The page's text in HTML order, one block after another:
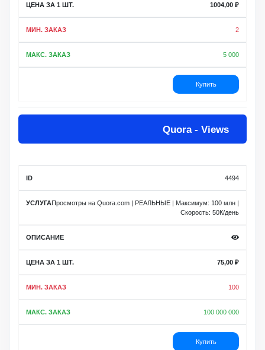
1004,00 ₽
2
5 000
Купить
Quora - Views
4494
Просмотры на Quora.com | РЕАЛЬНЫЕ | Максимум: 100 млн |
Скорость: 50К/день
75,00 ₽
100
100 000 000
Купить